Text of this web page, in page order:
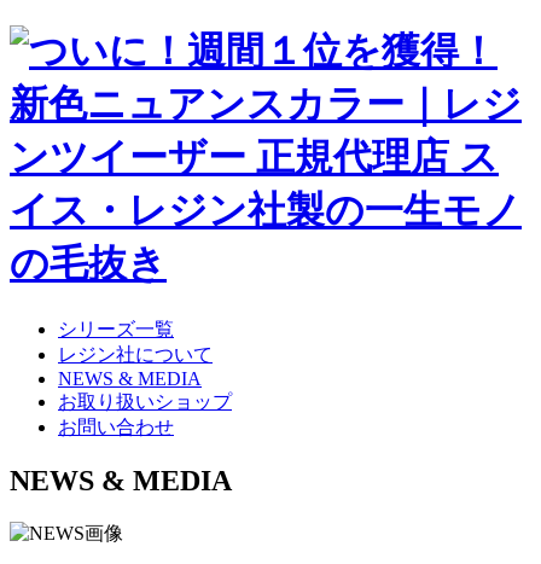
シリーズ一覧
レジン社について
NEWS & MEDIA
お取り扱いショップ
お問い合わせ
NEWS & MEDIA